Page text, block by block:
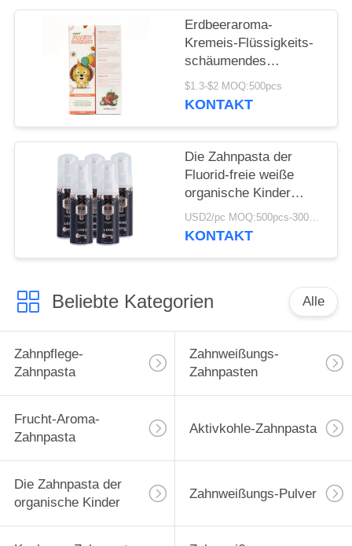
Erdbeeraroma-
Kremeis-Flüssigkeits-
schäumendes
Zahnpasta 60ml Soem
$1.3-$2 MOQ:500pcs
KONTAKT
Die Zahnpasta der
Fluorid-freie weiße
organische Kinder
50ML für 12 Jährige
USD2/pc MOQ:500pcs-30000pcs
KONTAKT
Beliebte Kategorien Alle
Zahnpflege-
Zahnpasta
Zahnweißungs-
Zahnpasten
Frucht-Aroma-
Zahnpasta
Aktivkohle-Zahnpasta
Die Zahnpasta der
organische Kinder
Zahnweißungs-Pulver